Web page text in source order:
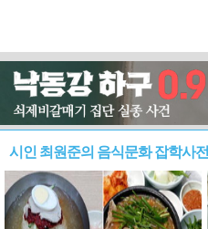
시인 최원준의 음식문화 잡학사전